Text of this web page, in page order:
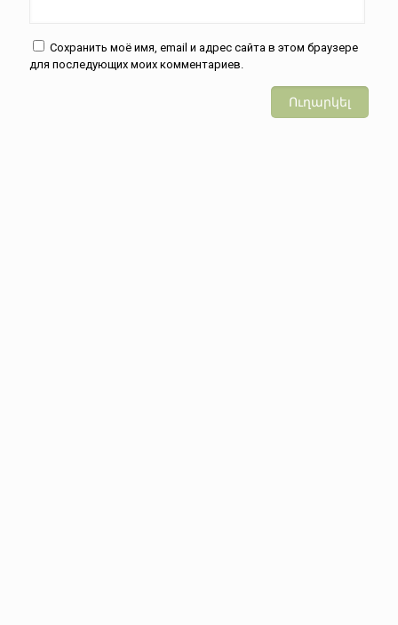
Сохранить моё имя, email и адрес сайта в этом браузере
для последующих моих комментариев.